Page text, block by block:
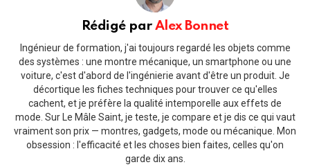
Rédigé par Alex Bonnet
Ingénieur de formation, j'ai toujours regardé les objets comme
des systèmes : une montre mécanique, un smartphone ou une
voiture, c'est d'abord de l'ingénierie avant d'être un produit. Je
décortique les fiches techniques pour trouver ce qu'elles
cachent, et je préfère la qualité intemporelle aux effets de
mode. Sur Le Mâle Saint, je teste, je compare et je dis ce qui vaut
vraiment son prix — montres, gadgets, mode ou mécanique. Mon
obsession : l'efficacité et les choses bien faites, celles qu'on
garde dix ans.